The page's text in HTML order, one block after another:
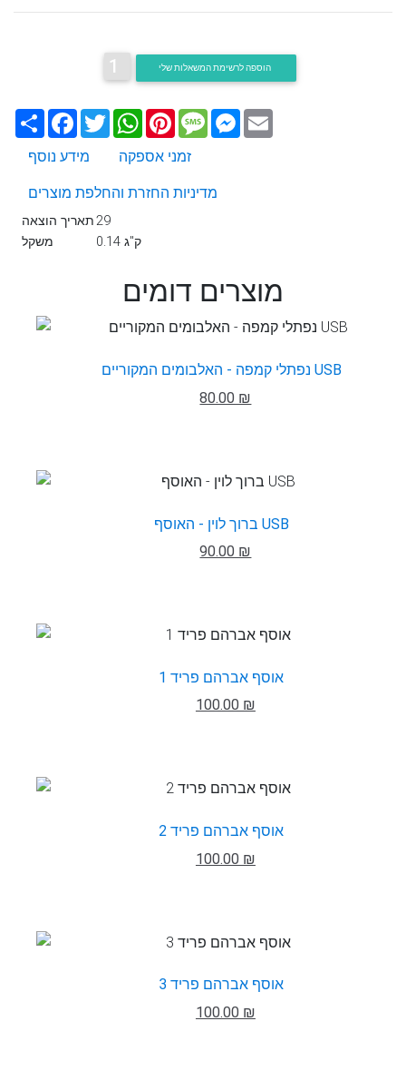
1
שתף Facebook
TwitterWhatsApp
PinterestMessageMessenger
מידע נוסף
זמני אספקה
מדיניות החזרת והחלפת מוצרים
תאריך הוצאה29
משקל
0.14 ק"ג
מוצרים דומים
נפתלי קמפה - האלבומים המקוריים USB
80.00 ₪
ברוך לוין - האוסף USB
90.00 ₪
אוסף אברהם פריד 1
100.00 ₪
אוסף אברהם פריד 2
100.00 ₪
אוסף אברהם פריד 3
100.00 ₪